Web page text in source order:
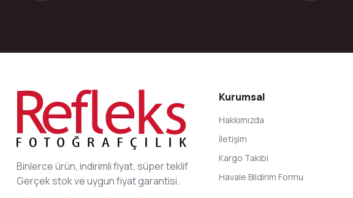
Binlerce ürün, indirimli fiyat, süper teklif
Gerçek stok ve uygun fiyat garantisi.
Kurumsal
Hakkımızda
İletişim
Kargo Takibi
Havale Bildirim Formu